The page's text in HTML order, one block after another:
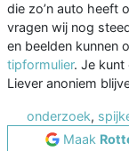
die zo’n auto heeft
vragen wij nog
en beelden kunnen
tipformulier. Je
Liever anoniem
onderzoek,
Maak